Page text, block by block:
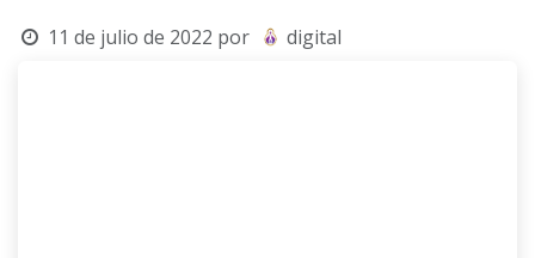
11 de julio de 2022 por digital